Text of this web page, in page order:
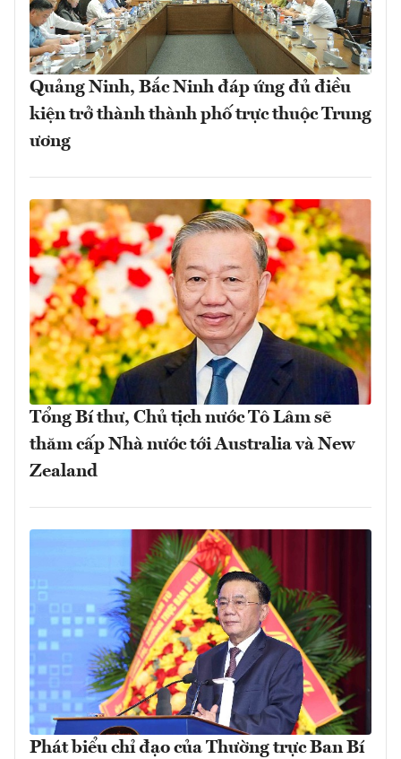
Quảng Ninh, Bắc Ninh đáp ứng đủ điều
kiện trở thành thành phố trực thuộc Trung
ương
Tổng Bí thư, Chủ tịch nước Tô Lâm sẽ
thăm cấp Nhà nước tới Australia và New
Zealand
Phát biểu chỉ đạo của Thường trực Ban Bí